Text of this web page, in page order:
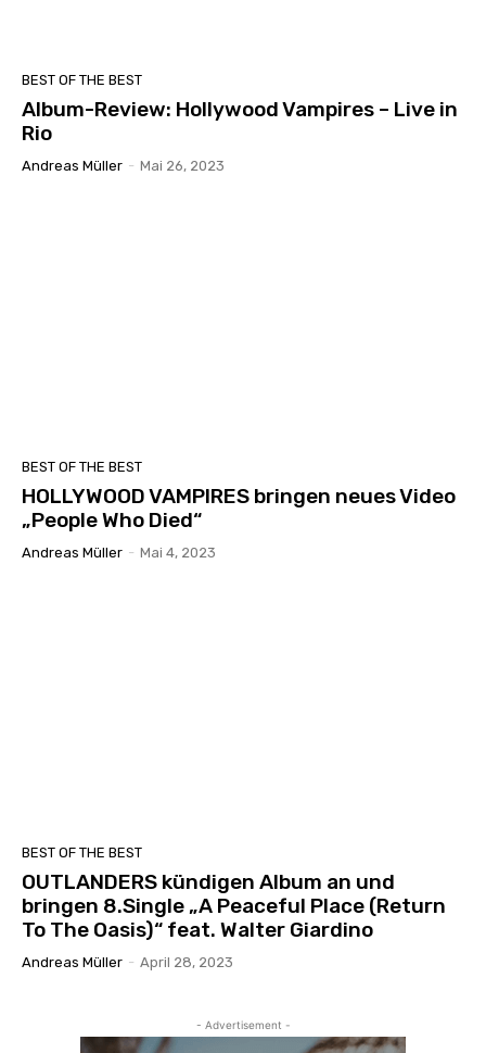
BEST OF THE BEST
Album-Review: Hollywood Vampires – Live in
Rio
Andreas Müller - Mai 26, 2023
BEST OF THE BEST
HOLLYWOOD VAMPIRES bringen neues Video
„People Who Died“
Andreas Müller - Mai 4, 2023
BEST OF THE BEST
OUTLANDERS kündigen Album an und
bringen 8.Single „A Peaceful Place (Return
To The Oasis)“ feat. Walter Giardino
Andreas Müller - April 28, 2023
- Advertisement -